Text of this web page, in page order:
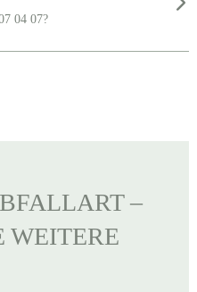
04 07?
–
WEITERE